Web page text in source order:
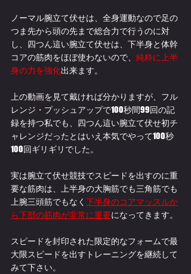
ノーマル腕立て伏せは、全身運動なので足の
つま先から頭の先まで総合力で行うのに対
し、四つん這い腕立て伏せは、下半身と体幹
コアの筋肉をほぼ使わないので、 純粋に上半
身の力を強化出来ます。
上の動画を見て戴ければ分かりますが、フル
レンジ・プッシュアップで100秒間99回の記
録を持つ私でも、四つん這い腕立て伏せ初チ
ャレンジだったとはいえ本気でやって100秒
100回ギリギリでした。
実は腕立て伏せ競技でスピードを出すのに重
要な筋肉は、上半身の大胸筋でも三角筋でも
上腕三頭筋でもなく 下半身のコアマッスルか
ら下部の筋肉が非常に重要になってきます。
スピードを封印された限定的なフォームで最
大限スピードを出すトレーニングを継続して
みて下さい。